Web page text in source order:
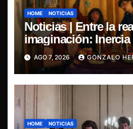
HOME NOTICIAS
Noticias | Entre la
imaginación: Inercia
primer single
AGO 7, 2026 GONZALO
HOME NOTICIAS